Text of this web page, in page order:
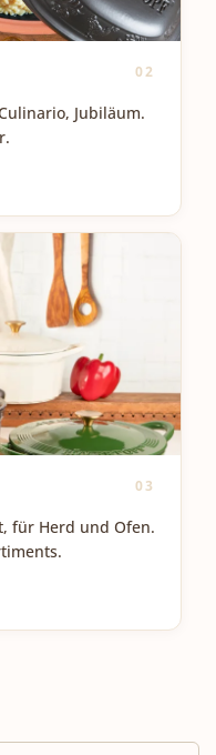
02
Jubiläum.
03
für Herd und Ofen.